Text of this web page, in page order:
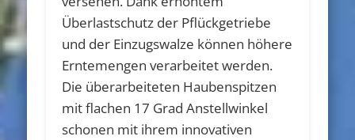
Überlastschutz der Pflückgetriebe
und der Einzugswalze können höhere
Erntemengen verarbeitet werden.
Die überarbeiteten Haubenspitzen
mit flachen 17 Grad Anstellwinkel
schonen mit ihrem innovativen